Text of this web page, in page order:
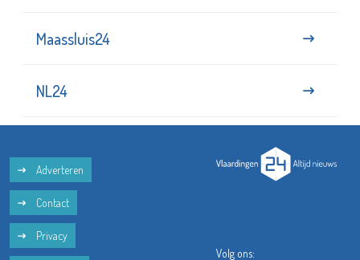
Maassluis24
NL24
Adverteren
Contact
Privacy
Volg ons: